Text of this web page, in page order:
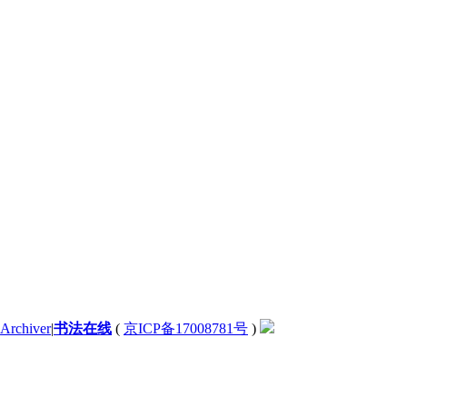
Archiver|书法在线 ( 京ICP备17008781号 )